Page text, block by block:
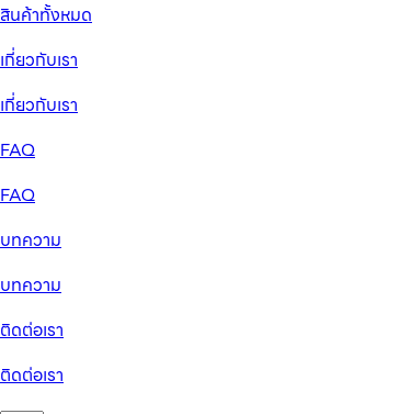
สินค้าทั้งหมด
เกี่ยวกับเรา
เกี่ยวกับเรา
FAQ
FAQ
บทความ
บทความ
ติดต่อเรา
ติดต่อเรา